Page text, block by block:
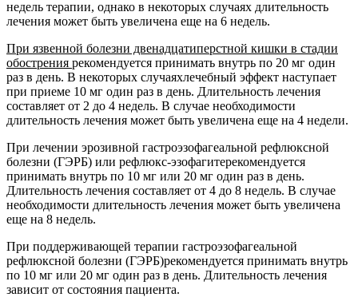
недель терапии, однако в некоторых случаях длительность
лечения может быть увеличена еще на 6 недель.
При язвенной болезни двенадцатиперстной кишки в стадии
обострения рекомендуется принимать внутрь по 20 мг один
раз в день. В некоторых случаяхлечебный эффект наступает
при приеме 10 мг один раз в день. Длительность лечения
составляет от 2 до 4 недель. В случае необходимости
длительность лечения может быть увеличена еще на 4 недели.
При лечении эрозивной гастроэзофагеальной рефлюксной
болезни (ГЭРБ) или рефлюкс-эзофагитерекомендуется
принимать внутрь по 10 мг или 20 мг один раз в день.
Длительность лечения составляет от 4 до 8 недель. В случае
необходимости длительность лечения может быть увеличена
еще на 8 недель.
При поддерживающей терапии гастроэзофагеальной
рефлюксной болезни (ГЭРБ)рекомендуется принимать внутрь
по 10 мг или 20 мг один раз в день. Длительность лечения
зависит от состояния пациента.